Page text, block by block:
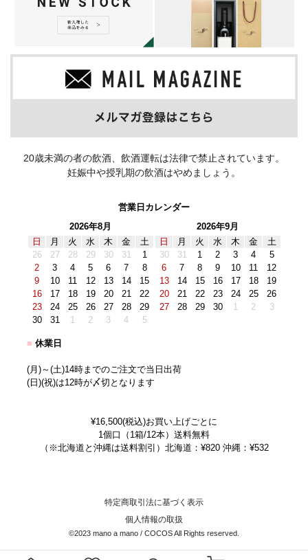
20歳未満の者の飲酒、飲酒運転は法律で禁止されています。
妊娠中や授乳期の飲酒はやめましょう。
営業日カレンダー
2026年8月
日
月 火 水 木 金
土
26
27 28 29 30 31
1
2
3 4 5 6 7
8
9
10 11 12 13 14
15
16
17 18 19 20 21
22
23
24 25 26 27 28
29
30
31 1 2 3 4 5
2026年9月
日
月 火 水 木 金
土
30
31 1 2 3 4
5
6
7 8 9 10 11
12
13
14 15 16 17 18
19
20
21 22 23 24 25
26
27
28 29 30 1 2 3
■ 休業日
(月)～(土)14時までのご注文で当日出荷
(日)(祝)は12時が〆切となります
¥16,500(税込)お買い上げごとに
1個口（1箱/12本）送料無料
（※北海道と沖縄は送料割引）北海道：¥820 沖縄：¥532
特定商取引法に基づく表示
個人情報の取扱
©2023 mano a mano / COCOS All Rights reserved.